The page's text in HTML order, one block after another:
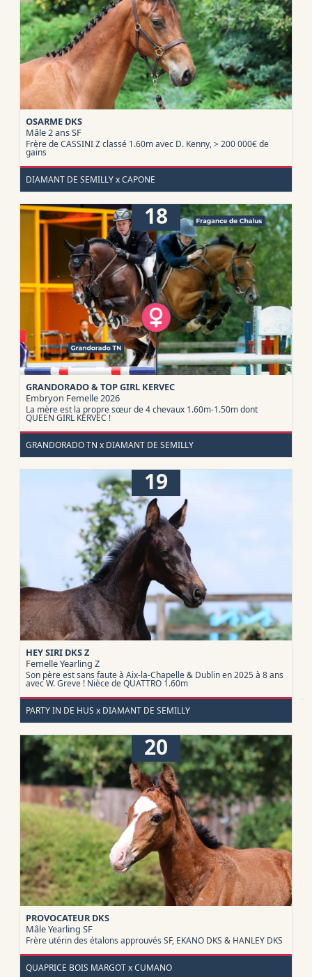
OSARME DKS
Mâle 2 ansSF
Frère de CASSINI Z classé 1.60m avec D. Kenny, > 200 000€ de
gains
DIAMANT DE SEMILLY x CAPONE
18
GRANDORADO & TOP GIRL KERVEC
Embryon Femelle 2026
La mère est la propre sœur de 4 chevaux 1.60m-1.50m dont
QUEEN GIRL KERVEC !
GRANDORADO TN x DIAMANT DE SEMILLY
19
HEY SIRI DKS Z
Femelle Yearling Z
Son père est sans faute à Aix-la-Chapelle & Dublin en 2025 à 8 ans
avec W. Greve ! Nièce de QUATTRO 1.60m
PARTY IN DE HUS x DIAMANT DE SEMILLY
20
PROVOCATEUR DKS
Mâle Yearling SF
Frère utérin des étalons approuvés SF, EKANO DKS & HANLEY DKS
QUAPRICE BOIS MARGOT x CUMANO